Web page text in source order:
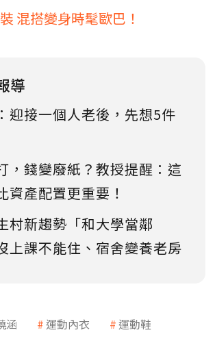
混搭變身時髦歐巴！
導
迎接一個人老後，先想5件
，錢變廢紙？教授提醒：這
資產配置更重要！
村新趨勢「和大學當鄰
上課不能住、宿舍變養老房
涵 運動內衣
運動鞋